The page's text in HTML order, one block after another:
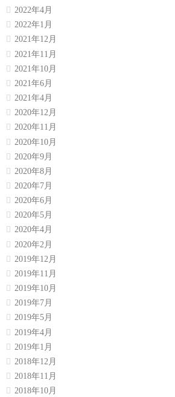
2022年4月
2022年1月
2021年12月
2021年11月
2021年10月
2021年6月
2021年4月
2020年12月
2020年11月
2020年10月
2020年9月
2020年8月
2020年7月
2020年6月
2020年5月
2020年4月
2020年2月
2019年12月
2019年11月
2019年10月
2019年7月
2019年5月
2019年4月
2019年1月
2018年12月
2018年11月
2018年10月